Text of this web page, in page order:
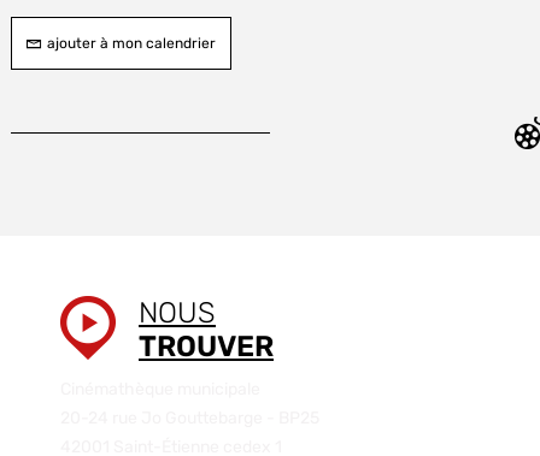
ajouter à mon calendrier
NOUS
TROUVER